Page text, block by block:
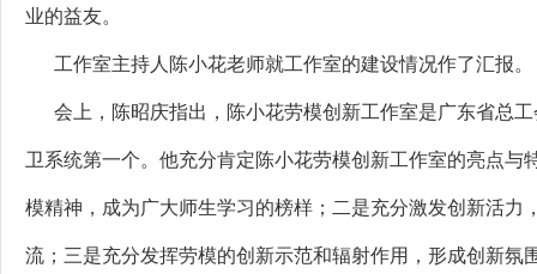
业的益友。
工作室主持人陈小花老师就工作室的建设情况作了汇报。
会上，陈昭庆指出，陈小花劳模创新工作室是广东省总
卫系统第一个。他充分肯定陈小花劳模创新工作室的亮点
模精神，成为广大师生学习的榜样；二是充分激发创新活力
流；三是充分发挥劳模的创新示范和辐射作用，形成创新氛